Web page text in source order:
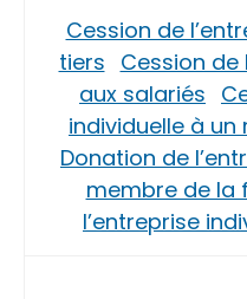
Cession de
tiers Cession de
aux salariés
individuelle à
Donation de
membre de la
l’entreprise